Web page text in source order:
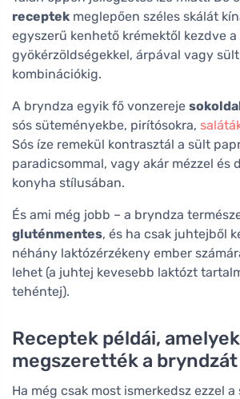
receptek meglepően széles skálát
egyszerű kenhető krémektől kezdve
gyökérzöldségekkel, árpával vagy
kombinációkig.
A bryndza egyik fő vonzereje
sós süteményekbe, pirítósokra,
Sós íze remekül kontrasztál a sült
paradicsommal, vagy akár mézzel és
konyha stílusában.
És ami még jobb – a bryndza
gluténmentes, és ha csak juhtejből
néhány laktózérzékeny ember
lehet (a juhtej kevesebb laktózt
tehéntej).
Receptek példái, amelyek
megszerették a bryndzát
Ha még csak most ismerkedsz ezzel